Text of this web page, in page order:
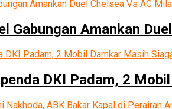
Gabungan Amankan
DKI Padam, 2